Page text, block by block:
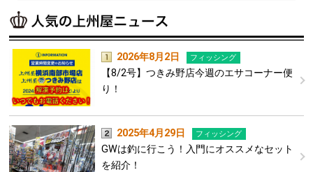
2026年8月2日 フィッシング
【8/2号】つきみ野店今週のエサコーナー便
り！
2025年4月29日 フィッシング
GWは釣に行こう！入門にオススメなセット
を紹介！